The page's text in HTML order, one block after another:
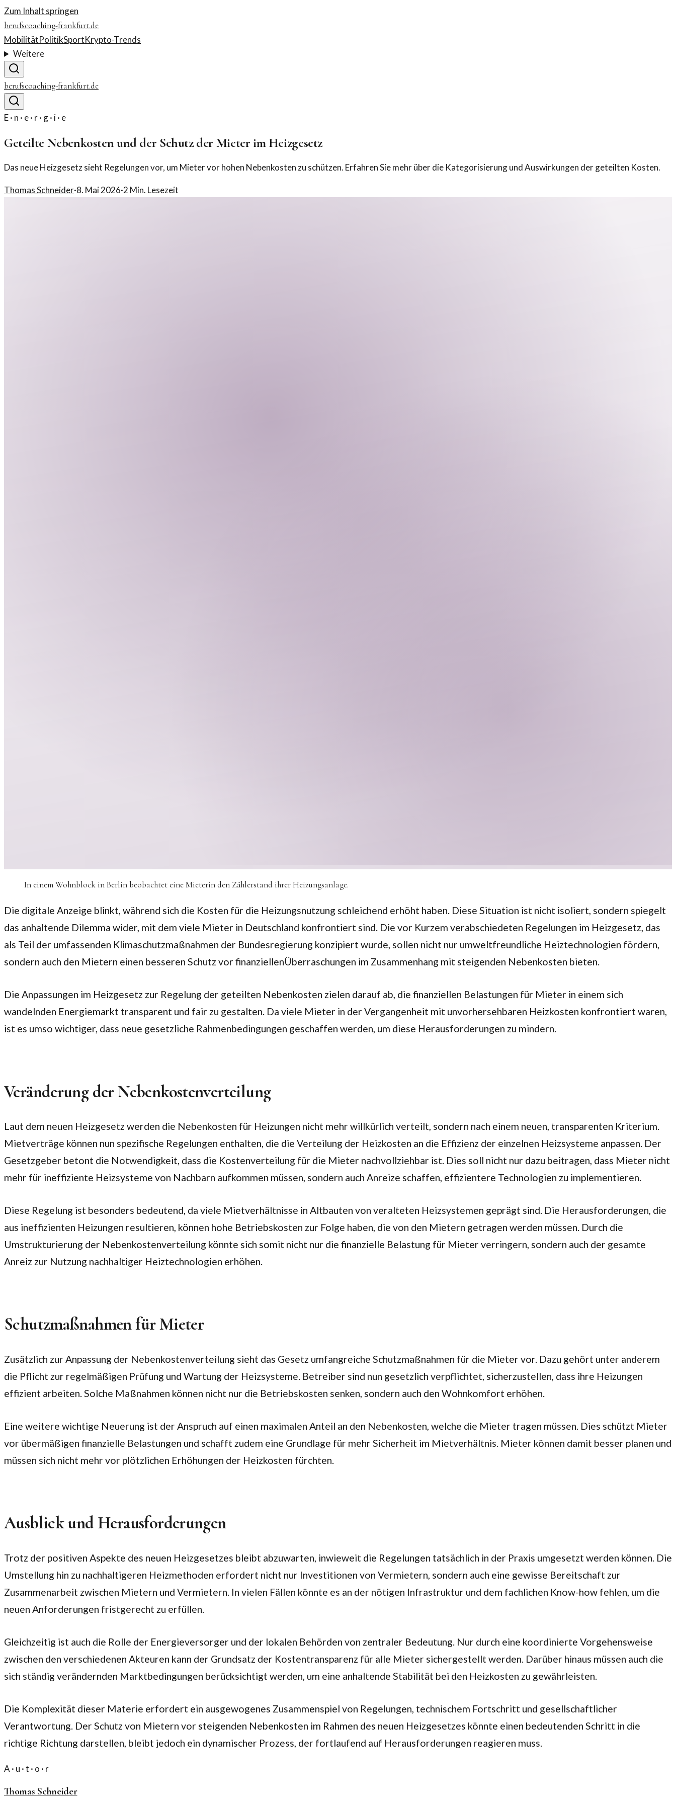
Zum Inhalt springen
berufscoaching-frankfurt.de
MobilitätPolitikSportKrypto-Trends
Weitere
berufscoaching-frankfurt.de
E · n · e · r · g · i · e
Geteilte Nebenkosten und der Schutz der Mieter im Heizgesetz
Das neue Heizgesetz sieht Regelungen vor, um Mieter vor hohen Nebenkosten zu schützen. Erfahren Sie mehr über die Kategorisierung und Auswirkungen der geteilten Kosten.
Thomas Schneider·8. Mai 2026·2 Min. Lesezeit
In einem Wohnblock in Berlin beobachtet eine Mieterin den Zählerstand ihrer Heizungsanlage.
Die digitale Anzeige blinkt, während sich die Kosten für die Heizungsnutzung schleichend erhöht haben. Diese Situation ist nicht isoliert, sondern spiegelt
das anhaltende Dilemma wider, mit dem viele Mieter in Deutschland konfrontiert sind. Die vor Kurzem verabschiedeten Regelungen im Heizgesetz, das
als Teil der umfassenden Klimaschutzmaßnahmen der Bundesregierung konzipiert wurde, sollen nicht nur umweltfreundliche Heiztechnologien fördern,
sondern auch den Mietern einen besseren Schutz vor finanziellenÜberraschungen im Zusammenhang mit steigenden Nebenkosten bieten.
Die Anpassungen im Heizgesetz zur Regelung der geteilten Nebenkosten zielen darauf ab, die finanziellen Belastungen für Mieter in einem sich
wandelnden Energiemarkt transparent und fair zu gestalten. Da viele Mieter in der Vergangenheit mit unvorhersehbaren Heizkosten konfrontiert waren,
ist es umso wichtiger, dass neue gesetzliche Rahmenbedingungen geschaffen werden, um diese Herausforderungen zu mindern.
Veränderung der Nebenkostenverteilung
Laut dem neuen Heizgesetz werden die Nebenkosten für Heizungen nicht mehr willkürlich verteilt, sondern nach einem neuen, transparenten Kriterium.
Mietverträge können nun spezifische Regelungen enthalten, die die Verteilung der Heizkosten an die Effizienz der einzelnen Heizsysteme anpassen. Der
Gesetzgeber betont die Notwendigkeit, dass die Kostenverteilung für die Mieter nachvollziehbar ist. Dies soll nicht nur dazu beitragen, dass Mieter nicht
mehr für ineffiziente Heizsysteme von Nachbarn aufkommen müssen, sondern auch Anreize schaffen, effizientere Technologien zu implementieren.
Diese Regelung ist besonders bedeutend, da viele Mietverhältnisse in Altbauten von veralteten Heizsystemen geprägt sind. Die Herausforderungen, die
aus ineffizienten Heizungen resultieren, können hohe Betriebskosten zur Folge haben, die von den Mietern getragen werden müssen. Durch die
Umstrukturierung der Nebenkostenverteilung könnte sich somit nicht nur die finanzielle Belastung für Mieter verringern, sondern auch der gesamte
Anreiz zur Nutzung nachhaltiger Heiztechnologien erhöhen.
Schutzmaßnahmen für Mieter
Zusätzlich zur Anpassung der Nebenkostenverteilung sieht das Gesetz umfangreiche Schutzmaßnahmen für die Mieter vor. Dazu gehört unter anderem
die Pflicht zur regelmäßigen Prüfung und Wartung der Heizsysteme. Betreiber sind nun gesetzlich verpflichtet, sicherzustellen, dass ihre Heizungen
effizient arbeiten. Solche Maßnahmen können nicht nur die Betriebskosten senken, sondern auch den Wohnkomfort erhöhen.
Eine weitere wichtige Neuerung ist der Anspruch auf einen maximalen Anteil an den Nebenkosten, welche die Mieter tragen müssen. Dies schützt Mieter
vor übermäßigen finanzielle Belastungen und schafft zudem eine Grundlage für mehr Sicherheit im Mietverhältnis. Mieter können damit besser planen und
müssen sich nicht mehr vor plötzlichen Erhöhungen der Heizkosten fürchten.
Ausblick und Herausforderungen
Trotz der positiven Aspekte des neuen Heizgesetzes bleibt abzuwarten, inwieweit die Regelungen tatsächlich in der Praxis umgesetzt werden können. Die
Umstellung hin zu nachhaltigeren Heizmethoden erfordert nicht nur Investitionen von Vermietern, sondern auch eine gewisse Bereitschaft zur
Zusammenarbeit zwischen Mietern und Vermietern. In vielen Fällen könnte es an der nötigen Infrastruktur und dem fachlichen Know-how fehlen, um die
neuen Anforderungen fristgerecht zu erfüllen.
Gleichzeitig ist auch die Rolle der Energieversorger und der lokalen Behörden von zentraler Bedeutung. Nur durch eine koordinierte Vorgehensweise
zwischen den verschiedenen Akteuren kann der Grundsatz der Kostentransparenz für alle Mieter sichergestellt werden. Darüber hinaus müssen auch die
sich ständig verändernden Marktbedingungen berücksichtigt werden, um eine anhaltende Stabilität bei den Heizkosten zu gewährleisten.
Die Komplexität dieser Materie erfordert ein ausgewogenes Zusammenspiel von Regelungen, technischem Fortschritt und gesellschaftlicher
Verantwortung. Der Schutz von Mietern vor steigenden Nebenkosten im Rahmen des neuen Heizgesetzes könnte einen bedeutenden Schritt in die
richtige Richtung darstellen, bleibt jedoch ein dynamischer Prozess, der fortlaufend auf Herausforderungen reagieren muss.
A · u · t · o · r
Thomas Schneider